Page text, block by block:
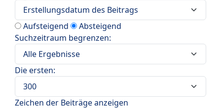
Aufsteigend
Absteigend
Suchzeitraum begrenzen:
Die ersten:
Zeichen der Beiträge anzeigen